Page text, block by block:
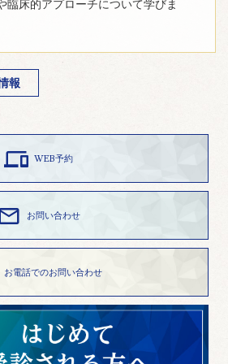
臨床的アプローチについて学びま
報
 WEB予約
お問い合わせ
お電話でのお問い合わせ